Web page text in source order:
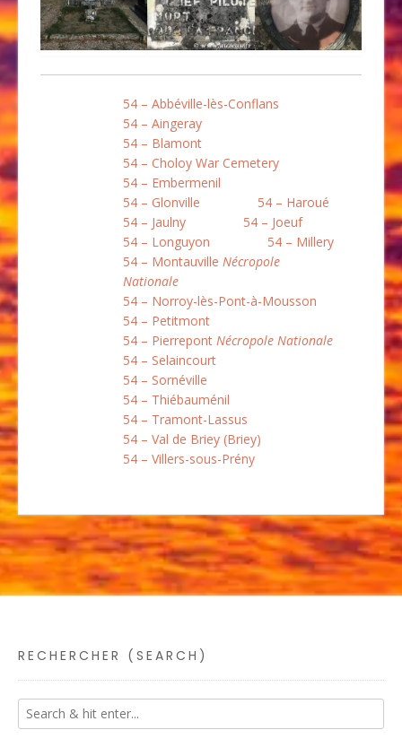
54 – Abbéville-lès-Conflans
54 – Aingeray
54 – Blamont
54 – Choloy War Cemetery
54 – Embermenil
54 – Glonville
54 – Haroué
54 – Jaulny
54 – Joeuf
54 – Longuyon
54 – Millery
54 – Montauville Nécropole
Nationale
54 – Norroy-lès-Pont-à-Mousson
54 – Petitmont
54 – Pierrepont Nécropole Nationale
54 – Selaincourt
54 – Sornéville
54 – Thiébauménil
54 – Tramont-Lassus
54 – Val de Briey (Briey)
54 – Villers-sous-Prény
RECHERCHER (SEARCH)